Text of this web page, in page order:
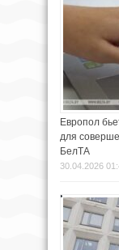
Европол
для
БелТА
30.04.2026